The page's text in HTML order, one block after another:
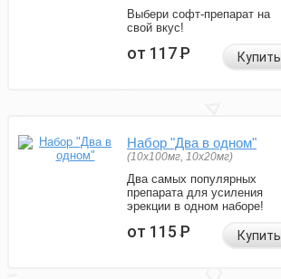
Выбери софт-препарат на
свой вкус!
от 117Р Купить
Набор "Два в одном"
(10x100мг, 10x20мг)
Два самых популярных
препарата для усиления
эрекции в одном наборе!
от 115Р Купить